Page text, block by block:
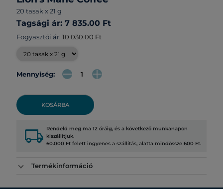
20 tasak x 21 g
Tagsági ár: 7 835.00 Ft
Fogyasztói ár: 10 030.00 Ft
Mennyiség:
KOSÁRBA
local_shipping Rendeld meg ma 12 óráig, és a következő munkanapon
kiszállítjuk.
60.000 Ft felett ingyenes a szállítás, alatta mindössze 600 Ft.
Termékinformáció